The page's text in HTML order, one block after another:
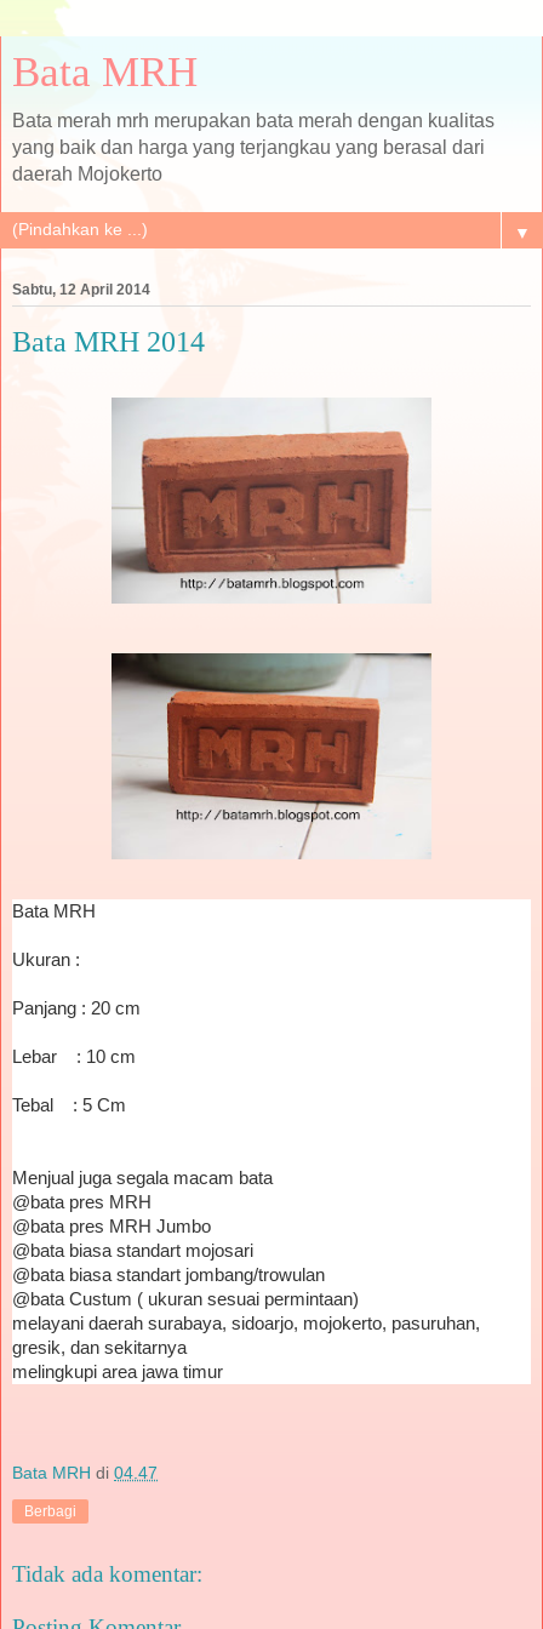
Bata MRH
Bata merah mrh merupakan bata merah dengan kualitas
yang baik dan harga yang terjangkau yang berasal dari
daerah Mojokerto
▼
Sabtu, 12 April 2014
Bata MRH 2014
Bata MRH
Ukuran :
Panjang : 20 cm
Lebar : 10 cm
Tebal : 5 Cm
Menjual juga segala macam bata
@bata pres MRH
@bata pres MRH Jumbo
@bata biasa standart mojosari
@bata biasa standart jombang/trowulan
@bata Custum ( ukuran sesuai permintaan)
melayani daerah surabaya, sidoarjo, mojokerto, pasuruhan,
gresik, dan sekitarnya
melingkupi area jawa timur
Bata MRH di 04.47
Berbagi
Tidak ada komentar: